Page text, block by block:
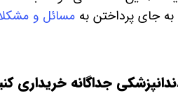
به جای پرداختن بهمسائل و